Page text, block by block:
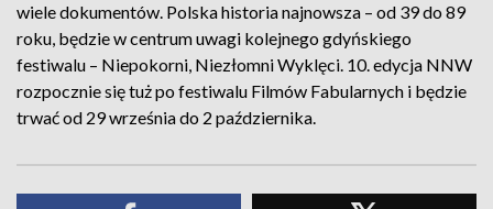
wiele dokumentów. Polska historia najnowsza – od 39 do 89
roku, będzie w centrum uwagi kolejnego gdyńskiego
festiwalu – Niepokorni, Niezłomni Wyklęci. 10. edycja NNW
rozpocznie się tuż po festiwalu Filmów Fabularnych i będzie
trwać od 29 września do 2 października.